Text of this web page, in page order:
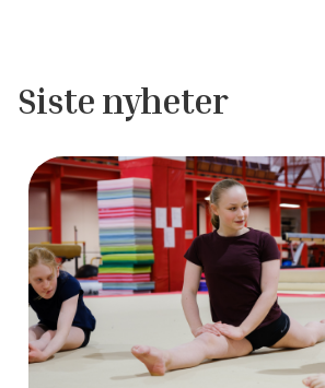
Siste nyheter